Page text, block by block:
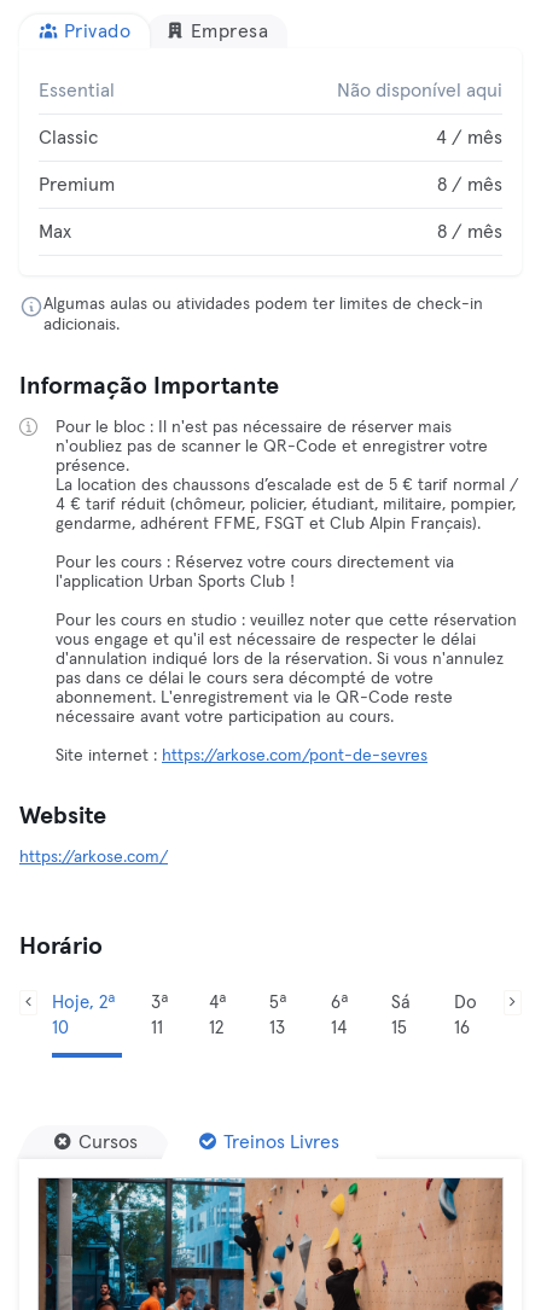
Privado Empresa
Essential Não disponível aqui
Classic 4 / mês
Premium 8 / mês
Max 8 / mês
Algumas aulas ou atividades podem ter limites de check-in
adicionais.
Informação Importante
Pour le bloc : Il n'est pas nécessaire de réserver mais
n'oubliez pas de scanner le QR-Code et enregistrer votre
présence.
La location des chaussons d’escalade est de 5 € tarif normal /
4 € tarif réduit (chômeur, policier, étudiant, militaire, pompier,
gendarme, adhérent FFME, FSGT et Club Alpin Français).
Pour les cours : Réservez votre cours directement via
l'application Urban Sports Club !
Pour les cours en studio : veuillez noter que cette réservation
vous engage et qu'il est nécessaire de respecter le délai
d'annulation indiqué lors de la réservation. Si vous n'annulez
pas dans ce délai le cours sera décompté de votre
abonnement. L'enregistrement via le QR-Code reste
nécessaire avant votre participation au cours.
Site internet : https://arkose.com/pont-de-sevres
Website
https://arkose.com/
Horário
Hoje, 2ª
10
3ª
11
4ª
12
5ª
13
6ª
14
Sá
15
Do
16
Cursos Treinos Livres